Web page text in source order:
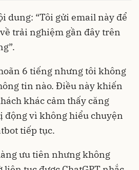
dung: “Tôi gửi email này để
trải nghiệm gần đây trên
6 tiếng nhưng tôi không
tin nào. Điều này khiến
khác cảm thấy căng
động vì không hiểu chuyện
tiếp tục.
ưu tiên nhưng không